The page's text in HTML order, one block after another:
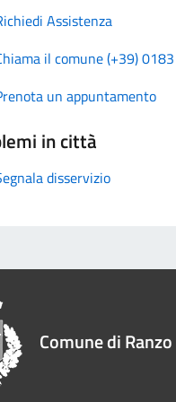
Assistenza
il comune (+39)
un appuntamento
in città
disservizio
Comune di Ranzo